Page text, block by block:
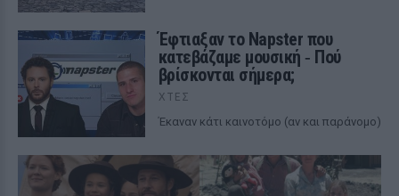
Έφτιαξαν το Napster που
κατεβάζαμε μουσική ‑ Πού
βρίσκονται σήμερα;
ΧΤΕΣ
Έκαναν κάτι καινοτόμο (αν και παράνομο)